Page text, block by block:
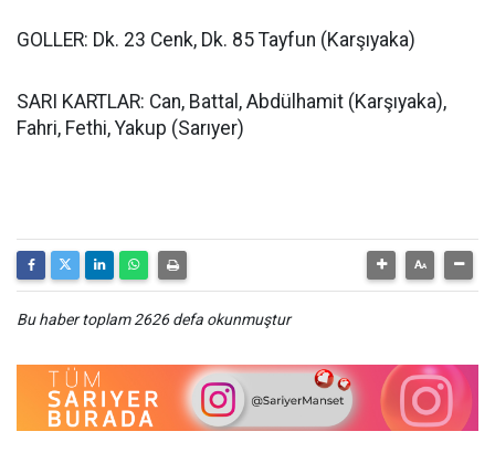
GOLLER: Dk. 23 Cenk, Dk. 85 Tayfun (Karşıyaka)
SARI KARTLAR: Can, Battal, Abdülhamit (Karşıyaka),
Fahri, Fethi, Yakup (Sarıyer)
Bu haber toplam 2626 defa okunmuştur